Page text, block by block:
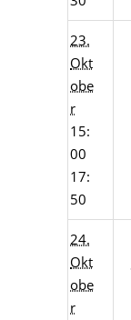
23.
Okt
obe
r
15:
00
17:
50
24.
Okt
obe
r